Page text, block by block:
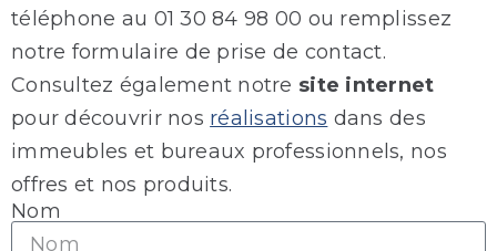
téléphone au 01 30 84 98 00 ou remplissez
notre formulaire de prise de contact.
Consultez également notre site internet
pour découvrir nos réalisations dans des
immeubles et bureaux professionnels, nos
offres et nos produits.
Nom